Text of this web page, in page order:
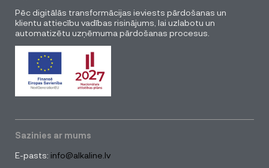
Pēc digitālās transformācijas ieviests pārdošanas un
klientu attiecību vadības risinājums, lai uzlabotu un
automatizētu uzņēmuma pārdošanas procesus.
Sazinies ar mums
E-pasts: info@alkaline.lv